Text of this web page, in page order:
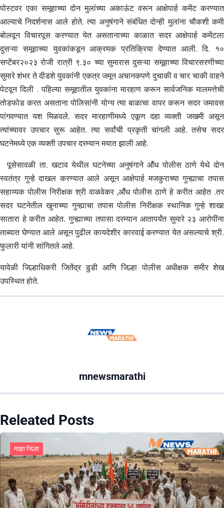
पोस्टवर एका समूहाच्या दोन मुलांच्या अकाऊंट वरून आक्षेपार्ह कमेंट करण्यात
आल्याचे निदर्शनास आले होते. त्या अनुषंगाने संबंधित दोन्ही मुलांना चौकशी कमी
बोलवून विचारपूस करण्यात येत असतानाच्या काळात सदर आक्षेपार्ह कमेंटला
दुसऱ्या समूहाच्या युवकांकडून आक्रमक प्रतिक्रिया देण्यात आली. दि. १०
सप्टेंबर२०२३ रोजी रात्री ९.३० च्या सुमारास दुसऱ्या समूहाच्या विचारसरणीच्या
सुमारे शंभर ते दीडशे युवकांनी एकत्र जमून अचानकपणे दुचाकी व चार चाकी वाहने
पेटवून दिली . पहिल्या समूहातील युवकांना मारहाण करून सार्वजनिक मालमत्तेची
तोडफोड करत असताना पोलिसांनी योग्य त्या बाळाचा वापर करून सदर जमावस
पांगवण्यात यश मिळवले. सदर मारहाणीमध्ये एकूण दहा व्यक्ती जखमी असून
त्यांच्यावर उपचार सुरू आहेत. त्या सर्वांची प्रकृती चांगली आहे. तसेच सदर
घटनेमध्ये एक व्यक्ती उपचार दरम्यान मयात झाली आहे.
पूसेसावळी ता. खटाव येथील घटनेच्या अनुषंगाने औंध पोलीस ठाणे येथे दोन
स्वतंत्र गुन्हे दाखल करण्यात आले असून आक्षेपार्ह मजकुराच्या गुन्ह्याचा तपास
सहाय्यक पोलीस निरीक्षक श्री वाळवेकर ,औंध पोलीस ठाणे हे करीत आहेत .तर
सदर घटनेतील खुनाच्या गुन्ह्याचा तपास पोलीस निरीक्षक स्थानिक गुन्हे शाखा
सातारा हे करीत आहेत. गुन्ह्याच्या तपासा दरम्यान आतापर्यंत सुमारे २३ आरोपींना
ताब्यात घेण्यात आले असून पुढील कायदेशीर कारवाई करण्यात येत असल्याचे श्री.
फुलारी यांनी सांगितले आहे.
यावेळी जिल्हाधिकरी जितेंद्र डुडी आणि जिल्हा पोलीस अधीक्षक समीर शेख
उपस्थित होते.
mnewsmarathi
Releated Posts
माझा जिल्हा